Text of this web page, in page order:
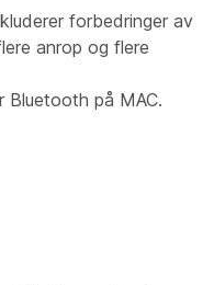
forbedringer av
anrop og flere
Bluetooth på MAC.